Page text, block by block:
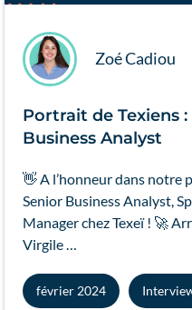
Zoé Cadiou
Portrait de Texiens
Business Analyst
👋 A l’honneur dans notre
Senior Business Analyst,
Manager chez Texeï ! 🚀
Virgile …
février 2024